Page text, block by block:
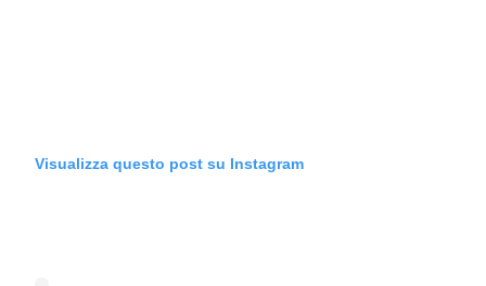
Visualizza questo post su Instagram